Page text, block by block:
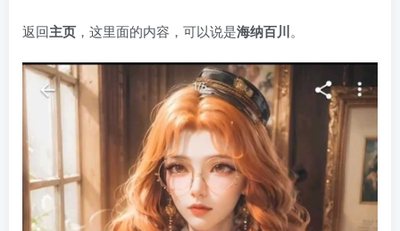
返回主页 ，这里面的内容，可以说是海纳百川。